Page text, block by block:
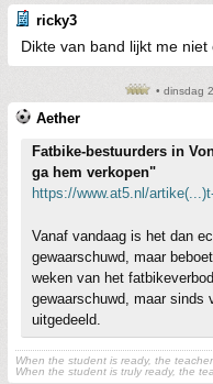
ricky3
Dikte van band lijkt me niet
• dinsdag
Aether
Fatbike-bestuurders in
ga hem verkopen"
https://www.at5.nl/
Vanaf vandaag is het dan
gewaarschuwd, maar
weken van het
gewaarschuwd, maar sinds
uitgedeeld.
When the student is ready, the
When the student is truly ready, the